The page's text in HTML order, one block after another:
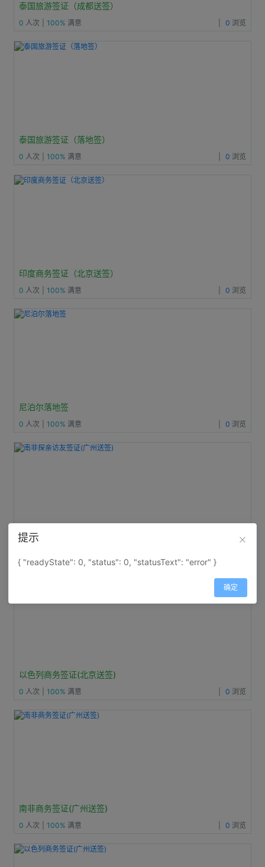
泰国旅游签证（成都送签）
0 人次 100% 满意 0 浏览
泰国旅游签证（落地签）
0 人次 100% 满意 0 浏览
印度商务签证（北京送签）
0 人次 100% 满意 0 浏览
尼泊尔落地签
0 人次 100% 满意 0 浏览
南非探亲访友签证(广州送签)
0 人次 | 100% 满意
以色列商务签证(北京送签)
0 人次 100% 满意 0 浏览
南非商务签证(广州送签)
0 人次 100% 满意 0 浏览
提示
{ "readyState": 0, "status": 0, "statusText": "error" }
确定